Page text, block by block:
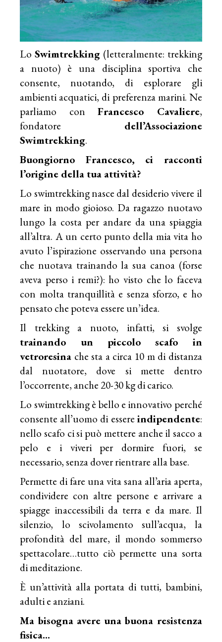
LoSwimtrekking (letteralmente: trekking
a nuoto) è una disciplina sportiva che
consente, nuotando, di esplorare gli
ambienti acquatici, di preferenza marini. Ne
parliamo conFrancesco Cavaliere,
fondatore dell’Associazione
Swimtrekking.
Buongiorno Francesco, ci racconti
l’origine della tua attività?
Lo swimtrekking nasce dal desiderio vivere il
mare in modo gioioso. Da ragazzo nuotavo
lungo la costa per andare da una spiaggia
all’altra. A un certo punto della mia vita ho
avuto l’ispirazione osservando una persona
che nuotava trainando la sua canoa (forse
aveva perso i remi?): ho visto che lo faceva
con molta tranquillità e senza sforzo, e ho
pensato che poteva essere un’idea.
Il trekking a nuoto, infatti, si svolge
trainando un piccolo scafo in
vetroresina che sta a circa 10 m di distanza
dal nuotatore, dove si mette dentro
l’occorrente, anche 20-30 kg di carico.
Lo swimtrekking è bello e innovativo perché
consente all’uomo di essere indipendente:
nello scafo ci si può mettere anche il sacco a
pelo e i viveri per dormire fuori, se
necessario, senza dover rientrare alla base.
Permette di fare una vita sana all’aria aperta,
condividere con altre persone e arrivare a
spiagge inaccessibili da terra e da mare. Il
silenzio, lo scivolamento sull’acqua, la
profondità del mare, il mondo sommerso
spettacolare…tutto ciò permette una sorta
di meditazione.
È un’attività alla portata di tutti, bambini,
adulti e anziani.
Ma bisogna avere una buona resistenza
fisica…